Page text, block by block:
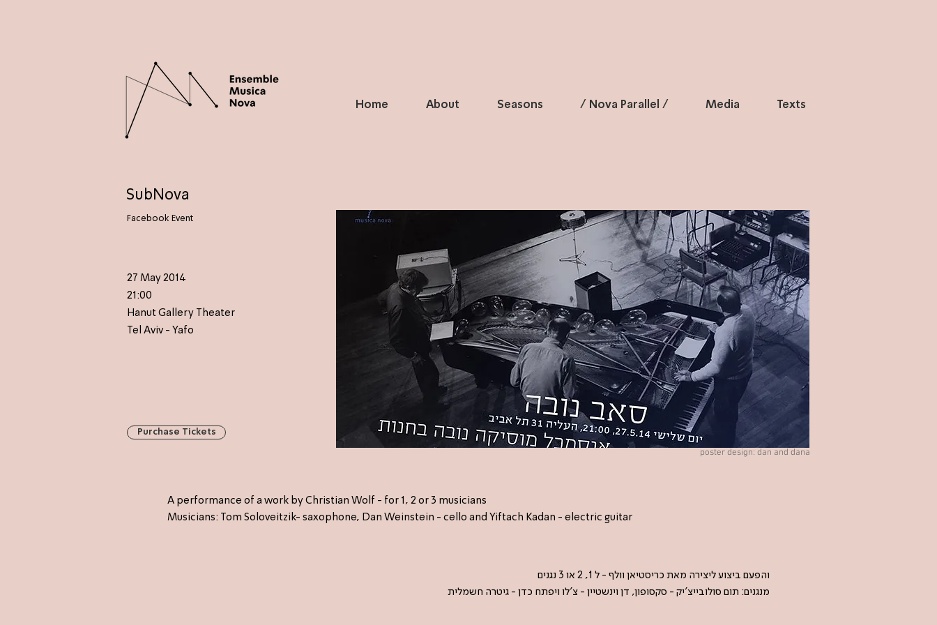
Home About Seasons / Nova Parallel / Media Texts
SubNova
Facebook Event
27 May 2014
21:00
Hanut Gallery Theater
Tel Aviv - Yafo
Purchase Tickets
poster design: dan and dana
A performance of a work by Christian Wolf - for 1, 2 or 3 musicians
Musicians: Tom Soloveitzik- saxophone, Dan Weinstein - cello and Yiftach Kadan - electric guitar
והפעם ביצוע ליצירה מאת כריסטיאן וולף - ל 1, 2 או 3 נגנים
מנגנים: תום סולובייצ'יק - סקסופון, דן וינשטיין - צ'לו ויפתח כדן - גיטרה חשמלית